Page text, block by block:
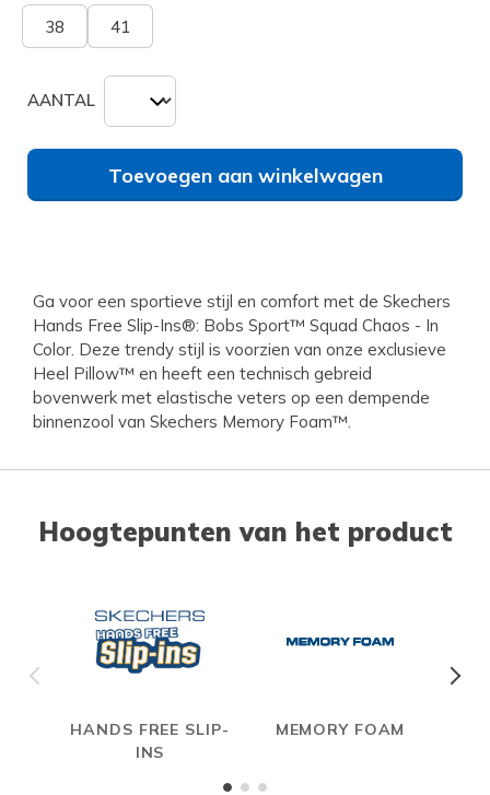
38 41
AANTAL
Toevoegen aan winkelwagen
Ga voor een sportieve stijl en comfort met de Skechers
Hands Free Slip-Ins®: Bobs Sport™ Squad Chaos - In
Color. Deze trendy stijl is voorzien van onze exclusieve
Heel Pillow™ en heeft een technisch gebreid
bovenwerk met elastische veters op een dempende
binnenzool van Skechers Memory Foam™.
Hoogtepunten van het product
HANDS FREE SLIP-
INS
MEMORY FOAM